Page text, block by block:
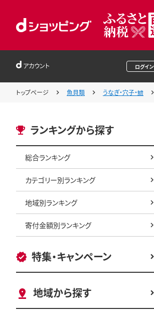
アカウント ログイン
トップページ 魚貝類 うなぎ・穴子・鱧
ランキングから探す
総合ランキング
カテゴリー別ランキング
地域別ランキング
寄付金額別ランキング
特集・キャンペーン
地域から探す